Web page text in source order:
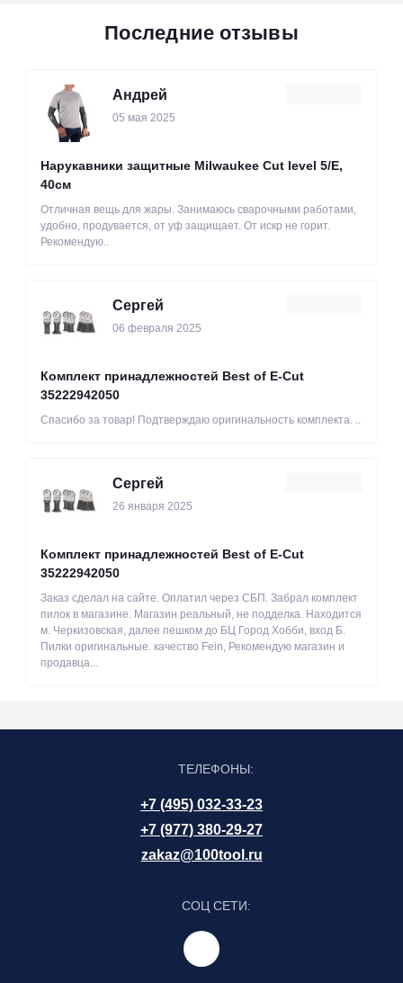
Последние отзывы
Андрей
05 мая 2025
Нарукавники защитные Milwaukee Cut level 5/Е,
40см
Отличная вещь для жары. Занимаюсь сварочными работами,
удобно, продувается, от уф защищает. От искр не горит.
Рекомендую..
Сергей
06 февраля 2025
Комплект принадлежностей Best of E-Cut
35222942050
Спасибо за товар! Подтверждаю оригинальность комплекта. ..
Сергей
26 января 2025
Комплект принадлежностей Best of E-Cut
35222942050
Заказ сделал на сайте. Оплатил через СБП. Забрал комплект
пилок в магазине. Магазин реальный, не подделка. Находится
м. Черкизовская, далее пешком до БЦ Город Хобби, вход Б.
Пилки оригинальные. качество Fein, Рекомендую магазин и
продавца...
ТЕЛЕФОНЫ:
+7 (495) 032-33-23
+7 (977) 380-29-27
zakaz@100tool.ru
СОЦ СЕТИ: